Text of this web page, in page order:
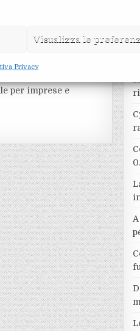
Visualizza le
Privacy
hanno un impatto
sanzioni applicate
versamento dei
per imprese e